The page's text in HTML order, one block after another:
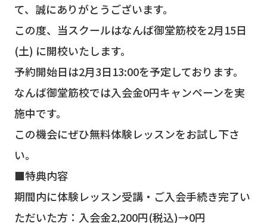
て、誠にありがとうございます。
この度、当スクールはなんば御堂筋校を2月15日
(土) に開校いたします。
予約開始日は2月3日13:00を予定しております。
なんば御堂筋校では入会金0円キャンペーンを実
施中です。
この機会にぜひ無料体験レッスンをお試し下さ
い。
■特典内容
期間内に体験レッスン受講・ご入会手続き完了い
ただいた方：入会金2,200円(税込)→0円